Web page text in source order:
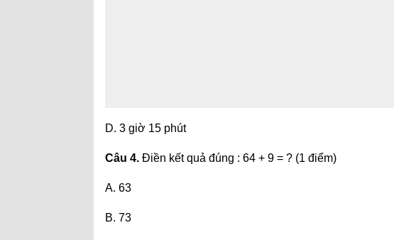
D. 3 giờ 15 phút
Câu 4. Điền kết quả đúng : 64 + 9 = ? (1 điểm)
A. 63
B. 73